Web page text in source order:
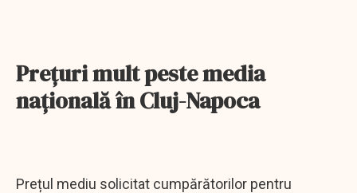
Prețuri mult peste media
națională în Cluj-Napoca
Prețul mediu solicitat cumpărătorilor pentru